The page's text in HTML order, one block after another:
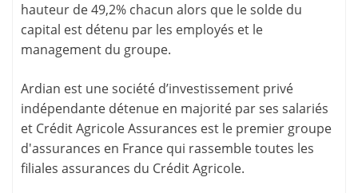
hauteur de 49,2% chacun alors que le solde du
capital est détenu par les employés et le
management du groupe.
Ardian est une société d’investissement privé
indépendante détenue en majorité par ses salariés
et Crédit Agricole Assurances est le premier groupe
d'assurances en France qui rassemble toutes les
filiales assurances du Crédit Agricole.